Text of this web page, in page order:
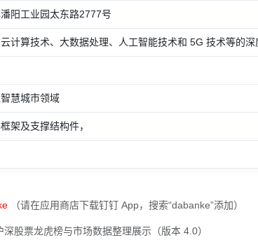
阳工业园太东路2777号
计算技术、大数据处理、人工智能技术和 5G 技术等的深
慧城市领域
架及支撑结构件，
（请在应用商店下载钉钉 App，搜索“dabanke”添加）
深股票龙虎榜与市场数据整理展示（版本 4.0）